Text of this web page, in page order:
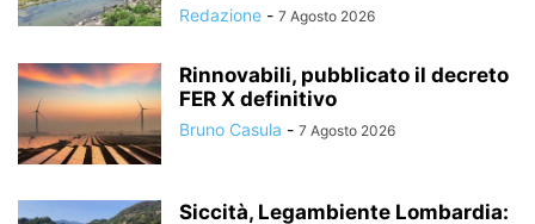
Redazione - 7 Agosto 2026
Rinnovabili, pubblicato il decreto
FER X definitivo
Bruno Casula - 7 Agosto 2026
Siccità, Legambiente Lombardia: